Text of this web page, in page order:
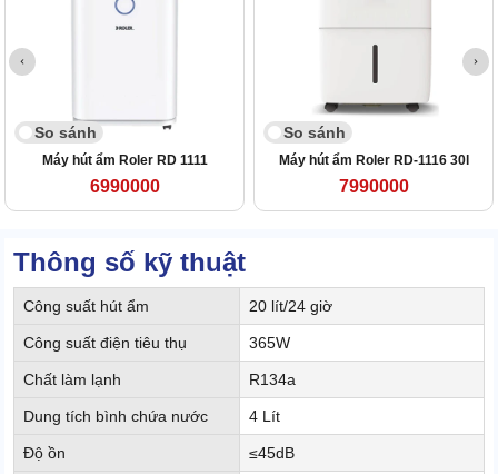
So sánh
Máy hút ẩm Roler RD 1111
6990000
So sánh
Máy hút ẩm Roler RD-1116 30l
7990000
Thông số kỹ thuật
Công suất hút ẩm 20 lít/24 giờ
Công suất điện tiêu thụ 365W
Chất làm lạnh R134a
Dung tích bình chứa nước 4 Lít
Độ ồn ≤45dB